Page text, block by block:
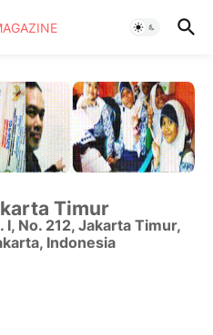
Timur
I, No. 212, Jakarta Timur,
, Indonesia